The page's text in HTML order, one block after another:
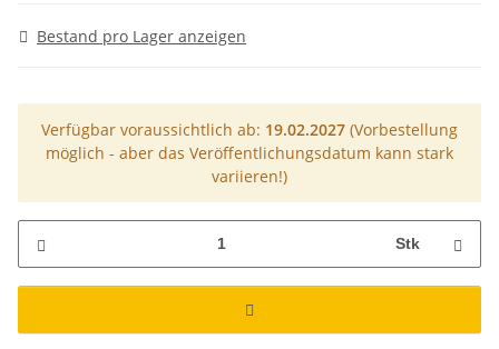
Bestand pro Lager anzeigen
Verfügbar voraussichtlich ab: 19.02.2027 (Vorbestellung
möglich - aber das Veröffentlichungsdatum kann stark
variieren!)
Stk